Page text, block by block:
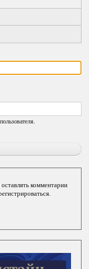
комментарии